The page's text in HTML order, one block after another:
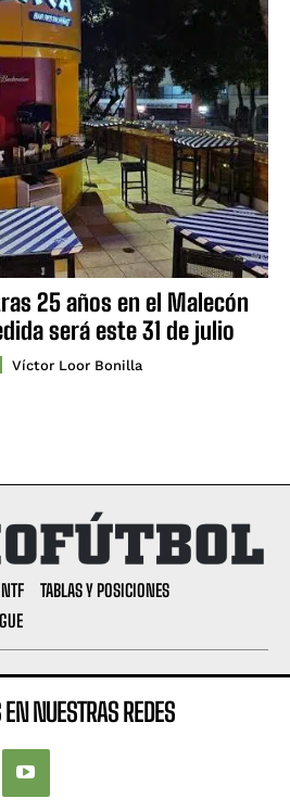
25 años en el Malecón
será este 31 de julio
Víctor Loor Bonilla
NTF
TABLAS Y POSICIONES
NUESTRAS REDES